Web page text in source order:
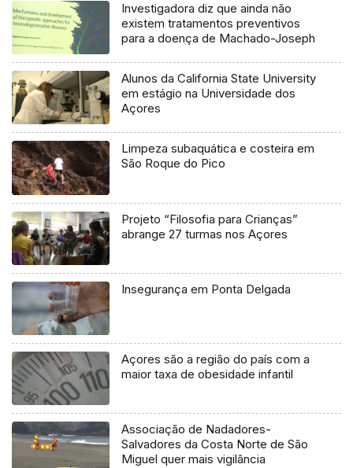
Investigadora diz que ainda não
existem tratamentos preventivos
para a doença de Machado-Joseph
Alunos da California State University
em estágio na Universidade dos
Açores
Limpeza subaquática e costeira em
São Roque do Pico
Projeto “Filosofia para Crianças”
abrange 27 turmas nos Açores
Insegurança em Ponta Delgada
Açores são a região do país com a
maior taxa de obesidade infantil
Associação de Nadadores-
Salvadores da Costa Norte de São
Miguel quer mais vigilância